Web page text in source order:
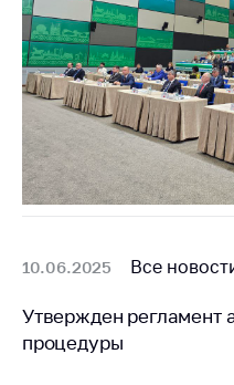
10.06.2025 Все
Утвержден регламент
процедуры